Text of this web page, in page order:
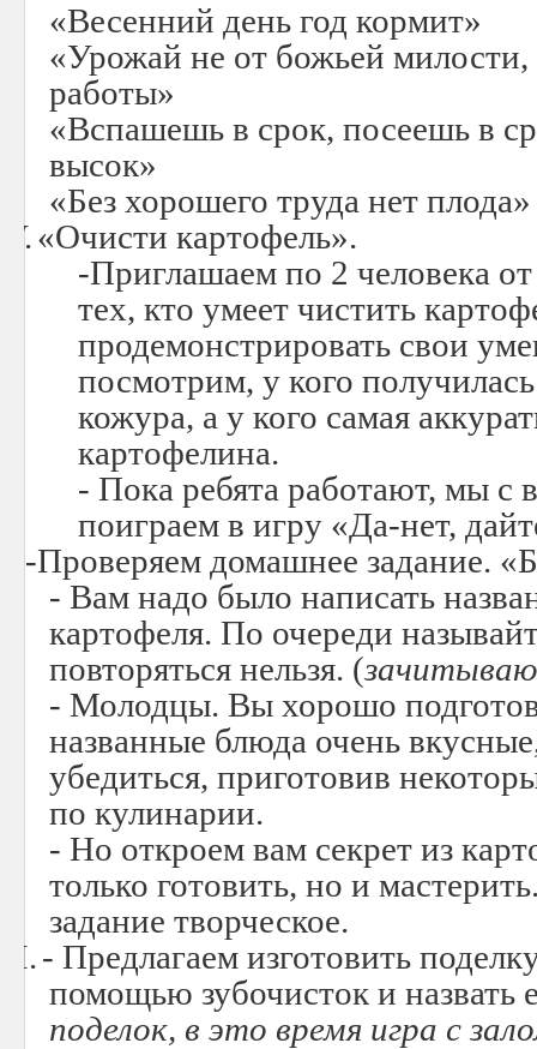
«Весенний день год кормит»
«Урожай не от божьей
работы»
«Вспашешь в срок, посеешь в
высок»
«Без хорошего труда нет плода»
«Очисти картофель».
-Приглашаем по 2 человека
тех, кто умеет чистить
продемонстрировать свои
посмотрим, у кого
кожура, а у кого самая
картофелина.
- Пока ребята работают, мы с
поиграем в игру «Да-нет,
-Проверяем домашнее задание.
- Вам надо было написать
картофеля. По очереди
повторяться нельзя. (
- Молодцы. Вы хорошо
названные блюда очень
убедиться, приготовив
по кулинарии.
- Но откроем вам секрет из
только готовить, но и
задание творческое.
- Предлагаем изготовить
помощью зубочисток и назвать
поделок, в это время игра с